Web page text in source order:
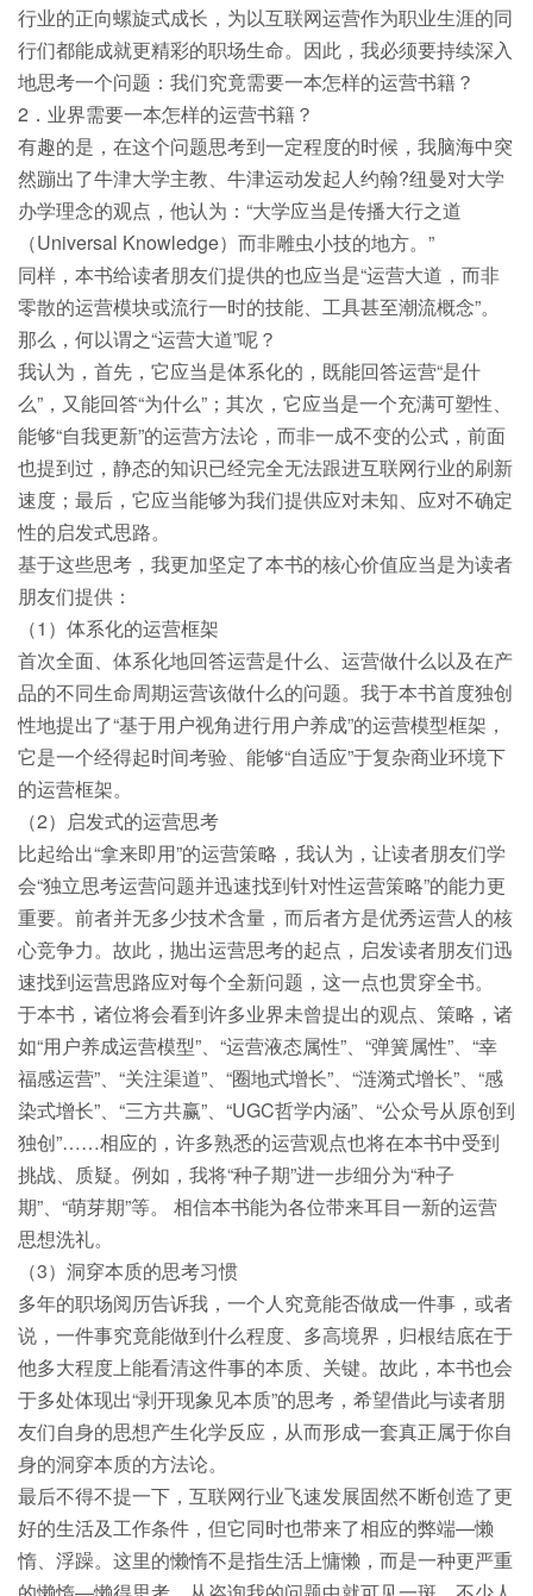
行业的正向螺旋式成长，为以互联网运营作为职业生涯的同
行们都能成就更精彩的职场生命。因此，我必须要持续深入
地思考一个问题：我们究竟需要一本怎样的运营书籍？
2．业界需要一本怎样的运营书籍？
有趣的是，在这个问题思考到一定程度的时候，我脑海中突
然蹦出了牛津大学主教、牛津运动发起人约翰?纽曼对大学
办学理念的观点，他认为：“大学应当是传播大行之道
（Universal Knowledge）而非雕虫小技的地方。”
同样，本书给读者朋友们提供的也应当是“运营大道，而非
零散的运营模块或流行一时的技能、工具甚至潮流概念”。
那么，何以谓之“运营大道”呢？
我认为，首先，它应当是体系化的，既能回答运营“是什
么”，又能回答“为什么”；其次，它应当是一个充满可塑性、
能够“自我更新”的运营方法论，而非一成不变的公式，前面
也提到过，静态的知识已经完全无法跟进互联网行业的刷新
速度；最后，它应当能够为我们提供应对未知、应对不确定
性的启发式思路。
基于这些思考，我更加坚定了本书的核心价值应当是为读者
朋友们提供：
（1）体系化的运营框架
首次全面、体系化地回答运营是什么、运营做什么以及在产
品的不同生命周期运营该做什么的问题。我于本书首度独创
性地提出了“基于用户视角进行用户养成”的运营模型框架，
它是一个经得起时间考验、能够“自适应”于复杂商业环境下
的运营框架。
（2）启发式的运营思考
比起给出“拿来即用”的运营策略，我认为，让读者朋友们学
会“独立思考运营问题并迅速找到针对性运营策略”的能力更
重要。前者并无多少技术含量，而后者方是优秀运营人的核
心竞争力。故此，抛出运营思考的起点，启发读者朋友们迅
速找到运营思路应对每个全新问题，这一点也贯穿全书。
于本书，诸位将会看到许多业界未曾提出的观点、策略，诸
如“用户养成运营模型”、“运营液态属性”、“弹簧属性”、“幸
福感运营”、“关注渠道”、“圈地式增长”、“涟漪式增长”、“感
染式增长”、“三方共赢”、“UGC哲学内涵”、“公众号从原创到
独创”……相应的，许多熟悉的运营观点也将在本书中受到
挑战、质疑。例如，我将“种子期”进一步细分为“种子
期”、“萌芽期”等。 相信本书能为各位带来耳目一新的运营
思想洗礼。
（3）洞穿本质的思考习惯
多年的职场阅历告诉我，一个人究竟能否做成一件事，或者
说，一件事究竟能做到什么程度、多高境界，归根结底在于
他多大程度上能看清这件事的本质、关键。故此，本书也会
于多处体现出“剥开现象见本质”的思考，希望借此与读者朋
友们自身的思想产生化学反应，从而形成一套真正属于你自
身的洞穿本质的方法论。
最后不得不提一下，互联网行业飞速发展固然不断创造了更
好的生活及工作条件，但它同时也带来了相应的弊端—懒
惰、浮躁。这里的懒惰不是指生活上慵懒，而是一种更严重